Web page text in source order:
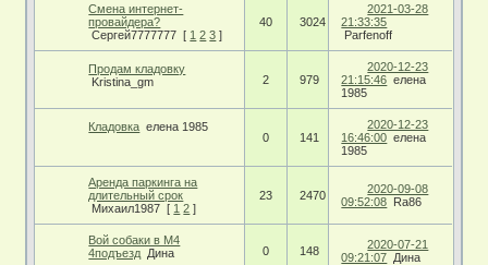
Смена интернет-
провайдера?
Сергей7777777 [ 1 2 3 ]
40 3024
2021-03-28
21:33:35
Parfenoff
Продам кладовку
Kristina_gm
2 979
2020-12-23
21:15:46 елена
1985
Кладовка елена 1985
0
141
2020-12-23
16:46:00 елена
1985
Аренда паркинга на
длительный срок
Михаил1987 [ 1 2 ]
23 2470
2020-09-08
09:52:08 Ra86
Вой собаки в М4
4подъезд Дина 0 148
2020-07-21
09:21:07 Дина